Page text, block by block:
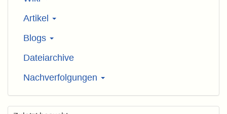
Artikel
Blogs
Dateiarchive
Nachverfolgungen